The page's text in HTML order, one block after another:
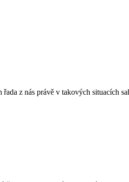
z nás právě v takových situacích